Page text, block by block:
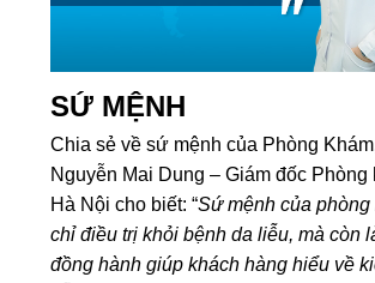
SỨ MỆNH
Chia sẻ về sứ mệnh của Phòng
Nguyễn Mai Dung – Giám đốc Phòng
Hà Nội cho biết: “Sứ mệnh của
chỉ điều trị khỏi bệnh da liễu, mà còn
đồng hành giúp khách hàng hiểu về